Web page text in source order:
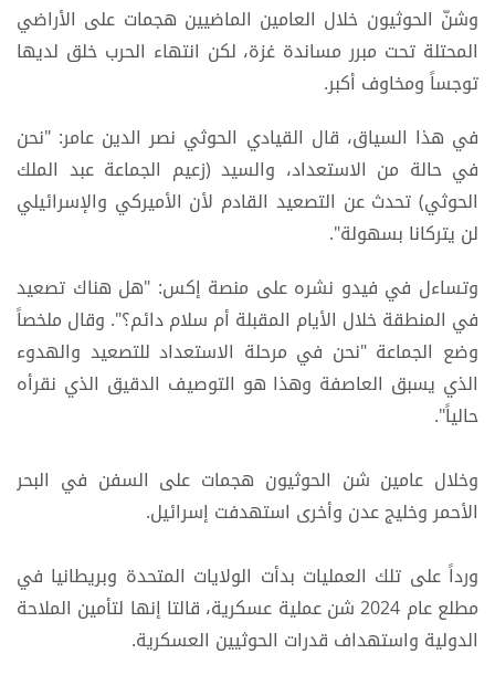
وشنّ الحوثيون خلال العامين الماضيين هجمات على الأراضي
المحتلة تحت مبرر مساندة غزة، لكن انتهاء الحرب خلق لديها
توجساً ومخاوف أكبر.
في هذا السياق، قال القيادي الحوثي نصر الدين عامر: "نحن
في حالة من الاستعداد، والسيد (زعيم الجماعة عبد الملك
الحوثي) تحدث عن التصعيد القادم لأن الأميركي والإسرائيلي
لن يتركانا بسهولة".
وتساءل في فيدو نشره على منصة إكس: "هل هناك تصعيد
في المنطقة خلال الأيام المقبلة أم سلام دائم؟". وقال ملخصاً
وضع الجماعة "نحن في مرحلة الاستعداد للتصعيد والهدوء
الذي يسبق العاصفة وهذا هو التوصيف الدقيق الذي نقرأه
حالياً".
وخلال عامين شن الحوثيون هجمات على السفن في البحر
الأحمر وخليج عدن وأخرى استهدفت إسرائيل.
ورداً على تلك العمليات بدأت الولايات المتحدة وبريطانيا في
مطلع عام 2024 شن عملية عسكرية، قالتا إنها لتأمين الملاحة
الدولية واستهداف قدرات الحوثيين العسكرية.